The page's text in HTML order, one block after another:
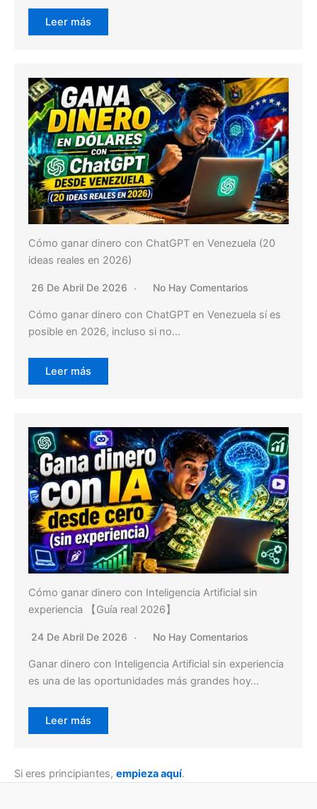
Leer más
Cómo ganar dinero con ChatGPT en Venezuela (20
ideas reales en 2026)
26 De Abril De 2026 No Hay Comentarios
Cómo ganar dinero con ChatGPT en Venezuela sí es
posible en 2026, incluso si no…
Leer más
Cómo ganar dinero con Inteligencia Artificial sin
experiencia 【Guía real 2026】
24 De Abril De 2026 No Hay Comentarios
Ganar dinero con Inteligencia Artificial sin experiencia
es una de las oportunidades más grandes hoy…
Leer más
Si eres principiantes, empieza aquí.